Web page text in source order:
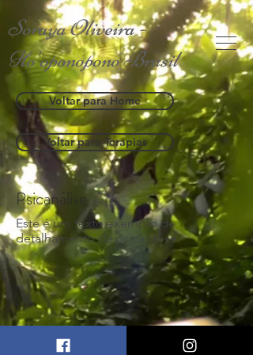
Soraya Oliveira -
Ho'oponopono Brasil
Voltar para Home
Voltar para Terapias
Psicanálise
Este é um texto exemplo de
detalhamento da psicanálise.